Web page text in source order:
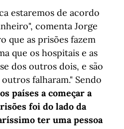
estaremos de acordo
comenta Jorge
que as prisões fazem
que os hospitais e as
dos outros dois, e são
falharam." Sendo
países a começar a
foi do lado da
ter uma pessoa